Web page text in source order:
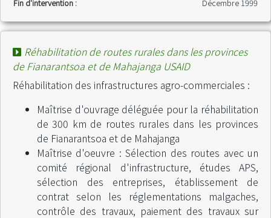
Fin d'intervention :
Décembre 1999
Réhabilitation de routes rurales dans les provinces
de Fianarantsoa et de Mahajanga USAID
Réhabilitation des infrastructures agro-commerciales :
Maîtrise d'ouvrage déléguée pour la réhabilitation
de 300 km de routes rurales dans les provinces
de Fianarantsoa et de Mahajanga
Maîtrise d'oeuvre : Sélection des routes avec un
comité régional d'infrastructure, études APS,
sélection des entreprises, établissement de
contrat selon les réglementations malgaches,
contrôle des travaux, paiement des travaux sur